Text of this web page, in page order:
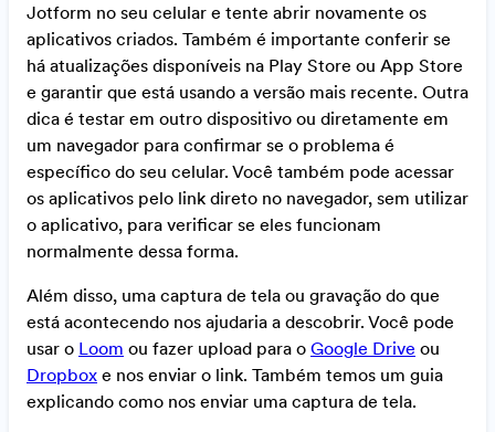
Jotform no seu celular e tente abrir novamente os
aplicativos criados. Também é importante conferir se
há atualizações disponíveis na Play Store ou App Store
e garantir que está usando a versão mais recente. Outra
dica é testar em outro dispositivo ou diretamente em
um navegador para confirmar se o problema é
específico do seu celular. Você também pode acessar
os aplicativos pelo link direto no navegador, sem utilizar
o aplicativo, para verificar se eles funcionam
normalmente dessa forma.
Além disso, uma captura de tela ou gravação do que
está acontecendo nos ajudaria a descobrir. Você pode
usar o Loom ou fazer upload para o Google Drive ou
Dropbox e nos enviar o link. Também temos um guia
explicando como nos enviar uma captura de tela.